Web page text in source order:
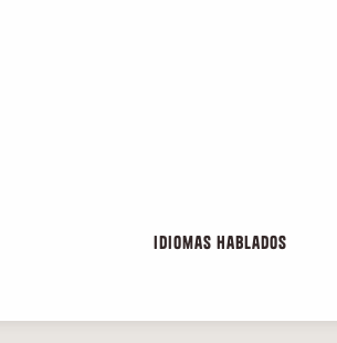
Idiomas hablados
Idiomas hablados